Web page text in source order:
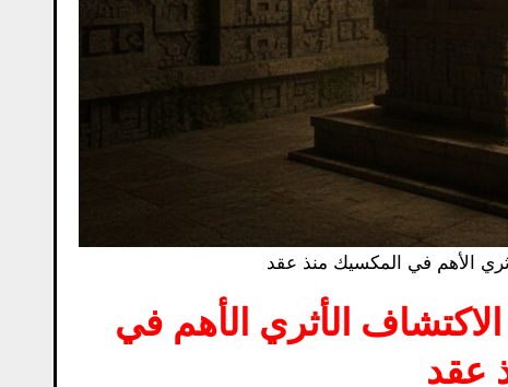
الأهم في المكسيك منذ عقد
الأثري الأهم في
عقد